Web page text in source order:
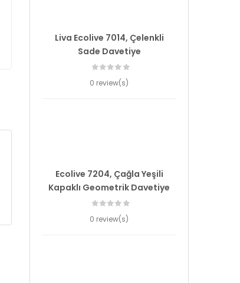
Liva Ecolive 7014, Çelenkli
Sade Davetiye
0 review(s)
Ecolive 7204, Çağla Yeşili
Kapaklı Geometrik Davetiye
0 review(s)